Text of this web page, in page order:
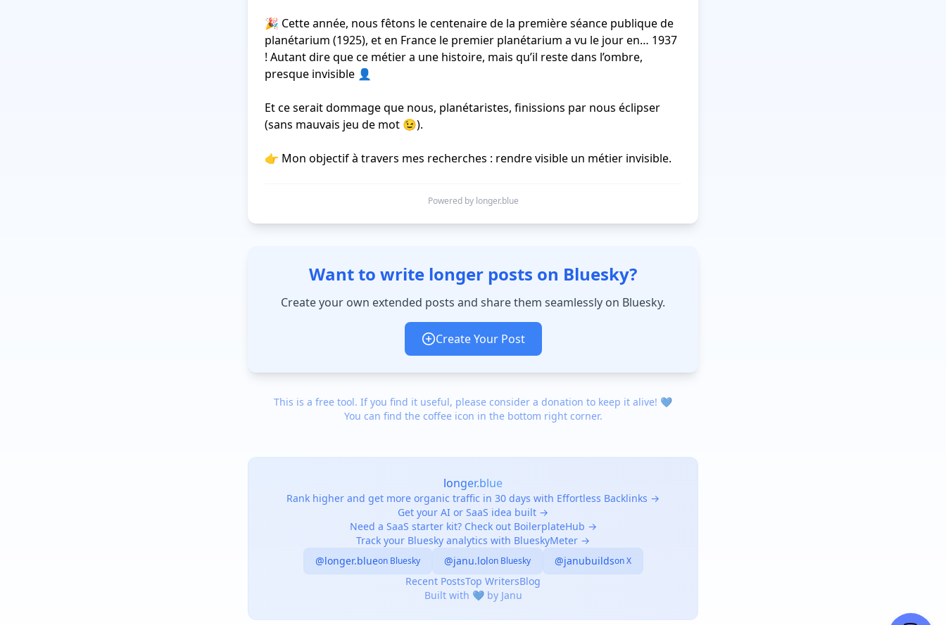
🎉 Cette année, nous fêtons le centenaire de la première séance publique de
planétarium (1925), et en France le premier planétarium a vu le jour en… 1937
! Autant dire que ce métier a une histoire, mais qu’il reste dans l’ombre,
presque invisible 👤
Et ce serait dommage que nous, planétaristes, finissions par nous éclipser
(sans mauvais jeu de mot 😉).
👉 Mon objectif à travers mes recherches : rendre visible un métier invisible.
Powered by longer.blue
Want to write longer posts on Bluesky?
Create your own extended posts and share them seamlessly on Bluesky.
Create Your Post
This is a free tool. If you find it useful, please consider a donation to keep it alive! 💙
You can find the coffee icon in the bottom right corner.
longer.blue
Rank higher and get more organic traffic in 30 days with Effortless Backlinks →
Get your AI or SaaS idea built →
Need a SaaS starter kit? Check out BoilerplateHub →
Track your Bluesky analytics with BlueskyMeter →
@longer.blueon Bluesky @janu.lolon Bluesky @janubuildson X
Recent PostsTop WritersBlog
Built with 💙 by Janu